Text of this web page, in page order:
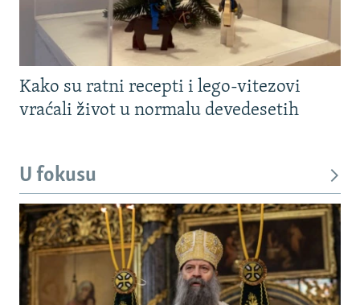
Kako su ratni recepti i lego-vitezovi
vraćali život u normalu devedesetih
U fokusu